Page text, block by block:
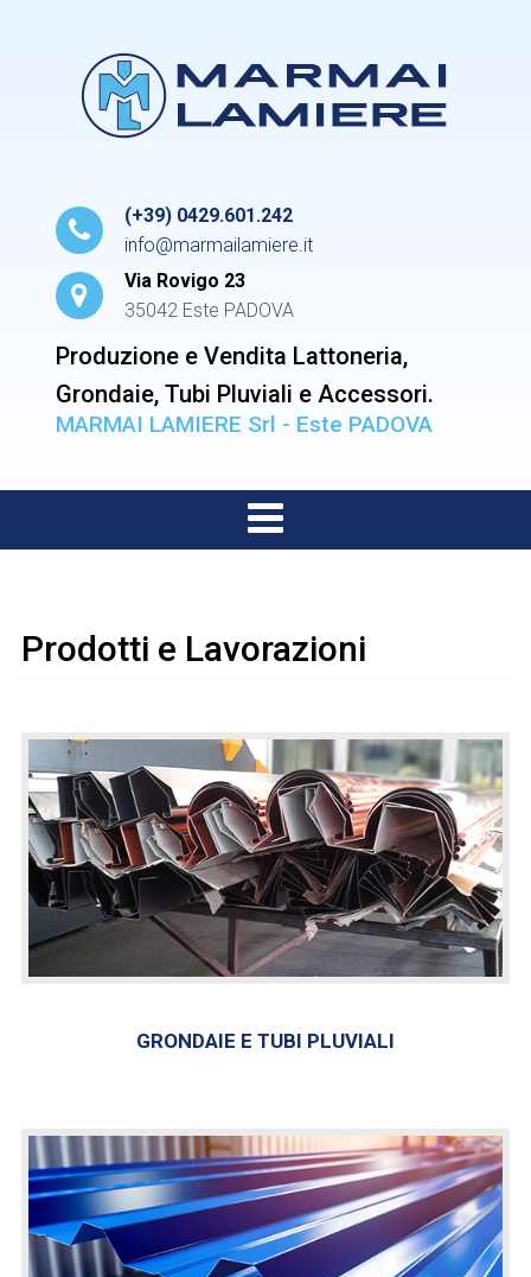
(+39) 0429.601.242
info@marmailamiere.it
Via Rovigo 23
35042 Este PADOVA
Produzione e Vendita Lattoneria,
Grondaie, Tubi Pluviali e Accessori.
MARMAI LAMIERE Srl - Este PADOVA
Servizi
Richiedi preventivo
Prodotti e Lavorazioni
GRONDAIE E TUBI PLUVIALI